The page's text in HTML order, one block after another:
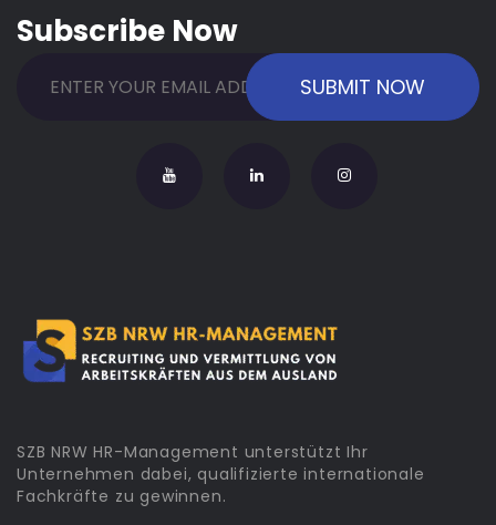
Subscribe Now
SZB NRW HR-Management unterstützt Ihr
Unternehmen dabei, qualifizierte internationale
Fachkräfte zu gewinnen.